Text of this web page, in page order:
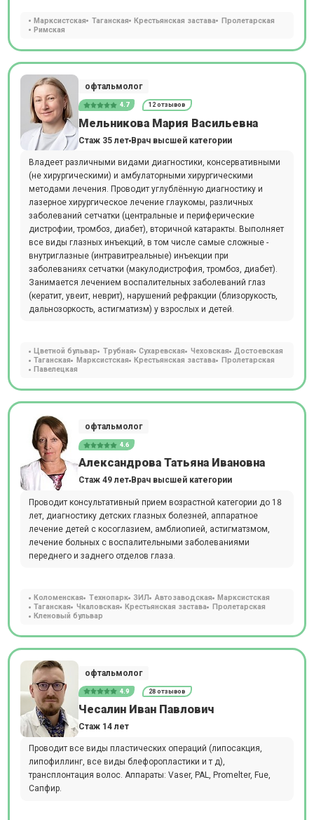
Марксистская Таганская Крестьянская застава
Пролетарская
Римская
офтальмолог
4.7 12 отзывов
Мельникова Мария Васильевна
Стаж 35 лет Врач высшей категории
Владеет различными видами диагностики, консервативными
(не хирургическими) и амбулаторными хирургическими
методами лечения. Проводит углублённую диагностику и
лазерное хирургическое лечение глаукомы, различных
заболеваний сетчатки (центральные и периферические
дистрофии, тромбоз, диабет), вторичной катаракты. Выполняет
все виды глазных инъекций, в том числе самые сложные -
внутриглазные (интравитреальные) инъекции при
заболеваниях сетчатки (макулодистрофия, тромбоз, диабет).
Занимается лечением воспалительных заболеваний глаз
(кератит, увеит, неврит), нарушений рефракции (близорукость,
дальнозоркость, астигматизм) у взрослых и детей.
Цветной бульвар Трубная Сухаревская Чеховская
Достоевская
Таганская
Марксистская Крестьянская застава
Пролетарская
Павелецкая
офтальмолог
4.6
Александрова Татьяна Ивановна
Стаж 49 лет Врач высшей категории
Проводит консультативный прием возрастной категории до 18
лет, диагностику детских глазных болезней, аппаратное
лечение детей с косоглазием, амблиопией, астигматзмом,
лечение больных с воспалительными заболеваниями
переднего и заднего отделов глаза.
Коломенская Технопарк ЗИЛ Автозаводская
Марксистская
Таганская
Чкаловская Крестьянская застава
Пролетарская
Кленовый бульвар
офтальмолог
4.9 28 отзывов
Чесалин Иван Павлович
Стаж 14 лет
Проводит все виды пластических операций (липосакция,
липофиллинг, все виды блефоропластики и т д),
трансплонтация волос. Аппараты: Vaser, PAL, Promelter, Fue,
Сапфир.